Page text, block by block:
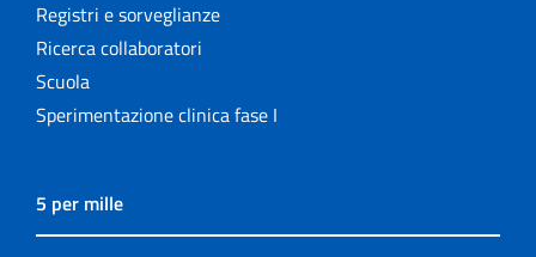
Registri e sorveglianze
Ricerca collaboratori
Scuola
Sperimentazione clinica fase I
5 per mille